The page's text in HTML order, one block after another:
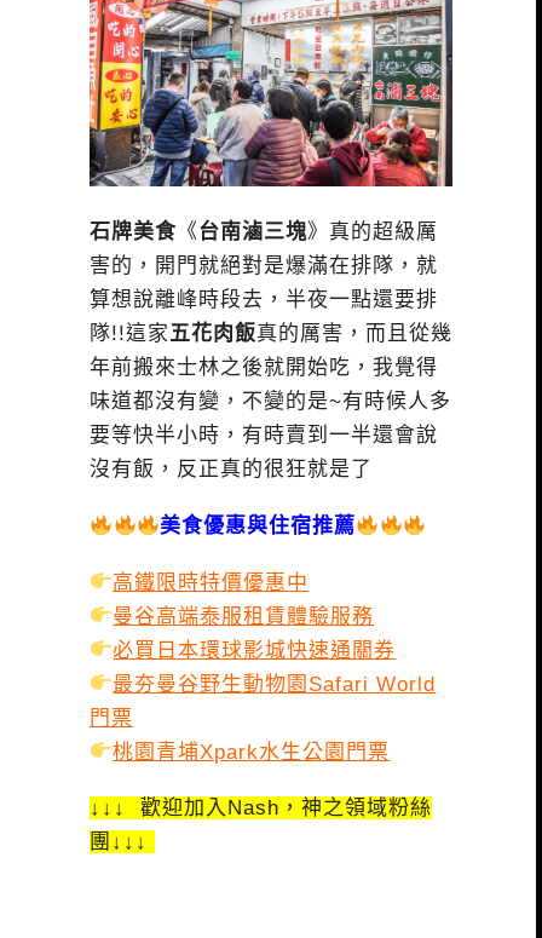
石牌美食 《台南滷三塊》真的超級厲
害的，開門就絕對是爆滿在排隊，就
算想說離峰時段去，半夜一點還要排
隊!!這家五花肉飯真的厲害，而且從幾
年前搬來士林之後就開始吃，我覺得
味道都沒有變，不變的是~有時候人多
要等快半小時，有時賣到一半還會說
沒有飯，反正真的很狂就是了
美食優惠與住宿推薦
高鐵限時特價優惠中
曼谷高端泰服租賃體驗服務
必買日本環球影城快速通關券
最夯曼谷野生動物園Safari World
門票
桃園青埔Xpark水生公園門票
↓↓↓ 歡迎加入Nash，神之領域粉絲
團↓↓↓